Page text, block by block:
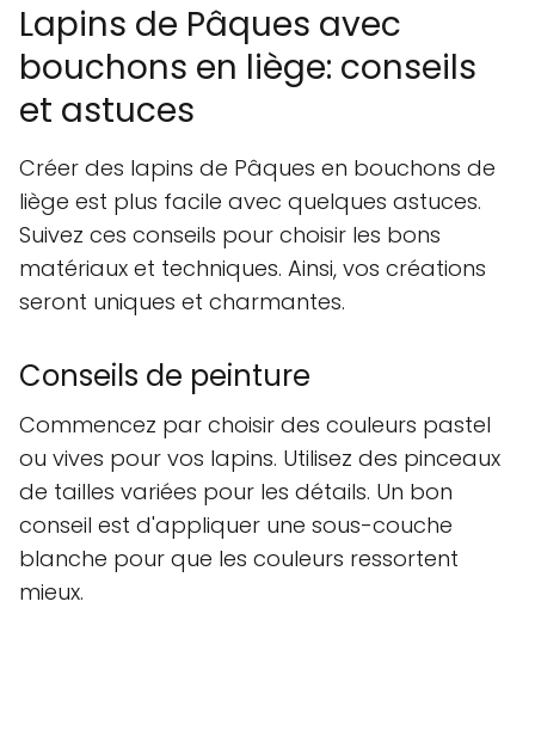
Lapins de Pâques avec
bouchons en liège: conseils
et astuces
Créer des lapins de Pâques en bouchons de
liège est plus facile avec quelques astuces.
Suivez ces conseils pour choisir les bons
matériaux et techniques. Ainsi, vos créations
seront uniques et charmantes.
Conseils de peinture
Commencez par choisir des couleurs pastel
ou vives pour vos lapins. Utilisez des pinceaux
de tailles variées pour les détails. Un bon
conseil est d'appliquer une sous-couche
blanche pour que les couleurs ressortent
mieux.